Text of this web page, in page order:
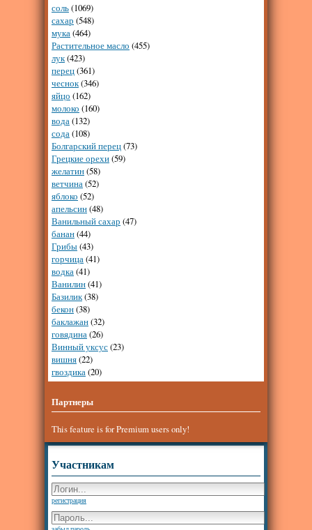
соль(1069)
сахар (548)
мука(464)
Растительное масло (455)
лук(423)
перец(361)
чеснок(346)
яйцо (162)
молоко (160)
вода(132)
сода(108)
Болгарский перец(73)
Грецкие орехи(59)
желатин(58)
ветчина(52)
яблоко (52)
апельсин(48)
Ванильный сахар (47)
банан(44)
Грибы(43)
горчица(41)
водка(41)
Ванилин(41)
Базилик(38)
бекон(38)
баклажан(32)
говядина(26)
Винный уксус(23)
вишня(22)
гвоздика(20)
Партнеры
This feature is for Premium users only!
Участникам
регистрация